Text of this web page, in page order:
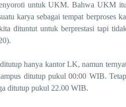
untuk UKM. Bahwa UKM
karya sebagai tempat berproses
dituntut untuk berprestasi tapi
.
hanya kantor LK, namun
ditutup pukul 00:00 WIB.
ditutup pukul 22.00 WIB.